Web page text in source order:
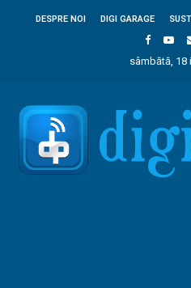
DESPRE NOI DIGI GARAGE
sâmbătă, 18